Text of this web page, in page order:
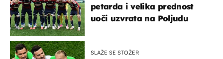
petarda i velika prednost
uoči uzvrata na Poljudu
SLAŽE SE STOŽER